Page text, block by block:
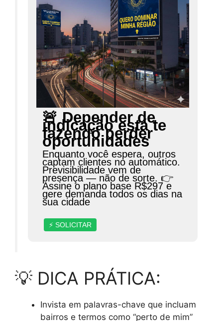
🚨 Depender de
indicação está te
fazendo perder
oportunidades
Enquanto você espera, outros
captam clientes no automático.
Previsibilidade vem de
presença — não de sorte. 👉
Assine o plano base R$297 e
gere demanda todos os dias na
sua cidade
⚡ SOLICITAR
💡 DICA PRÁTICA:
Invista em palavras-chave que incluam
bairros e termos como “perto de mim”